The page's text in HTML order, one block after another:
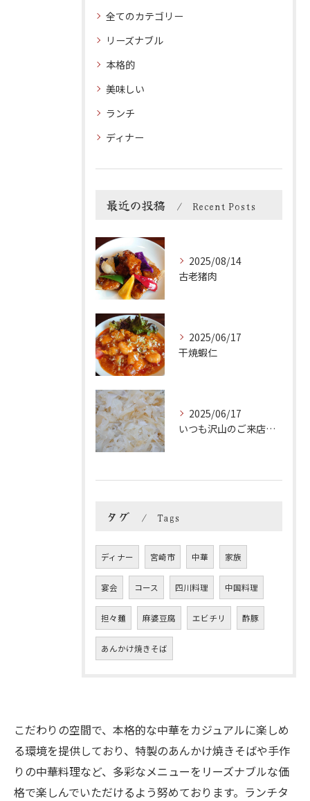
全てのカテゴリー
リーズナブル
本格的
美味しい
ランチ
ディナー
最近の投稿 Recent Posts
2025/08/14
古老猪肉
2025/06/17
干焼蝦仁
2025/06/17
いつも沢山のご来店ありがとうございます。
タグ Tags
ディナー 宮崎市 中華 家族
宴会 コース 四川料理 中国料理
担々麺 麻婆豆腐 エビチリ 酢豚
あんかけ焼きそば
こだわりの空間で、本格的な中華をカジュアルに楽しめ
る環境を提供しており、特製のあんかけ焼きそばや手作
りの中華料理など、多彩なメニューをリーズナブルな価
格で楽しんでいただけるよう努めております。ランチタ